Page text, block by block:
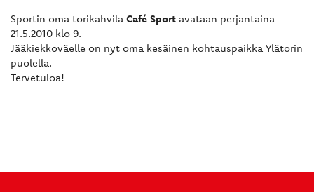
Sportin oma torikahvila Café Sport avataan perjantaina
21.5.2010 klo 9.
Jääkiekkoväelle on nyt oma kesäinen kohtauspaikka Ylätorin
puolella.
Tervetuloa!